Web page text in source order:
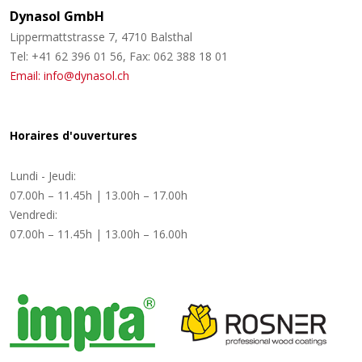
Dynasol GmbH
Lippermattstrasse 7, 4710 Balsthal
Tel: +41 62 396 01 56, Fax: 062 388 18 01
Email: info@dynasol.ch
Horaires d'ouvertures
Lundi - Jeudi:
07.00h – 11.45h | 13.00h – 17.00h
Vendredi:
07.00h – 11.45h | 13.00h – 16.00h